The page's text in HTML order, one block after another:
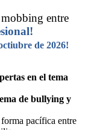
entre
de 2026!
en el tema
de bullying y
pacífica entre